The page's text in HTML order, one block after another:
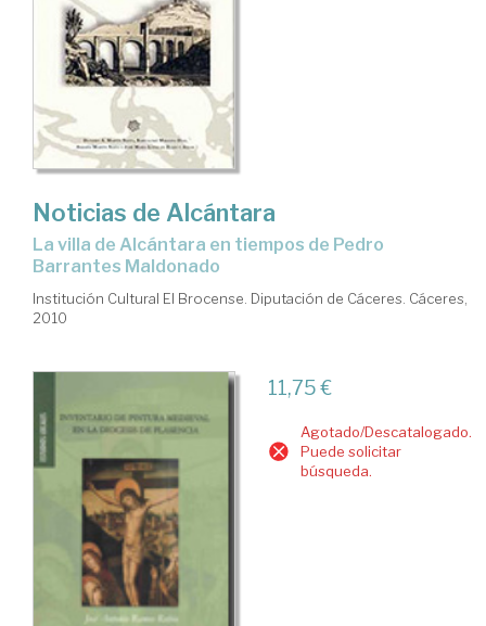
Noticias de Alcántara
la villa de Alcántara en tiempos de Pedro
Barrantes Maldonado
Institución Cultural El Brocense. Diputación de Cáceres. Cáceres,
2010
11,75 €
Agotado/Descatalogado.
Puede solicitar
búsqueda.